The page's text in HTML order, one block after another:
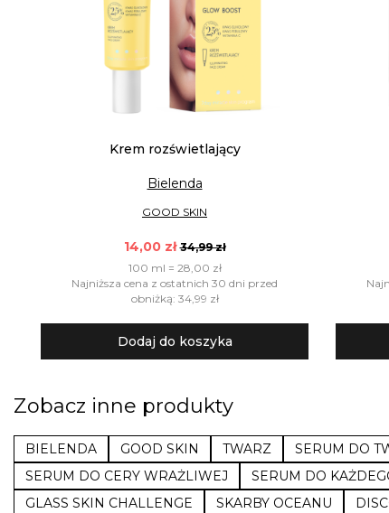
Krem rozświetlający
Bielenda
GOOD SKIN
14,00 zł 34,99 zł
100 ml = 28,00 zł
Najniższa cena z ostatnich 30 dni przed
obniżką: 34,99 zł
Dodaj do koszyka
Zobacz inne produkty
BIELENDA GOOD SKIN TWARZ SERUM DO
SERUM DO CERY WRAŻLIWEJ
SERUM DO
GLASS SKIN CHALLENGE
SKARBY OCEANU